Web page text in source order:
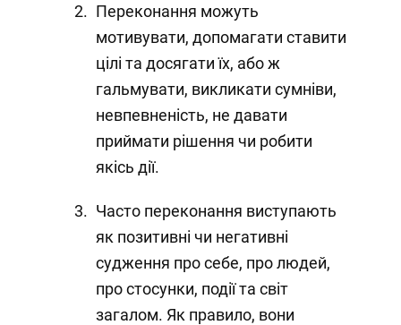
Переконання можуть
мотивувати, допомагати ставити
цілі та досягати їх, або ж
гальмувати, викликати сумніви,
невпевненість, не давати
приймати рішення чи робити
якісь дії.
Часто переконання виступають
як позитивні чи негативні
судження про себе, про людей,
про стосунки, події та світ
загалом. Як правило, вони